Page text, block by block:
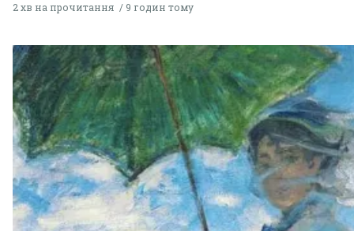
2 хв на прочитання 9 годин тому